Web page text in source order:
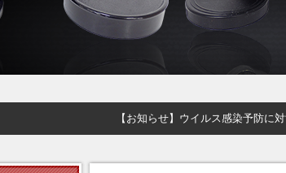
【お知らせ】ウイルス感染予防に